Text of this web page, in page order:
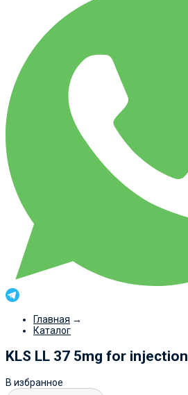
Главная →
Каталог
KLS LL 37 5mg for injection
В избранное